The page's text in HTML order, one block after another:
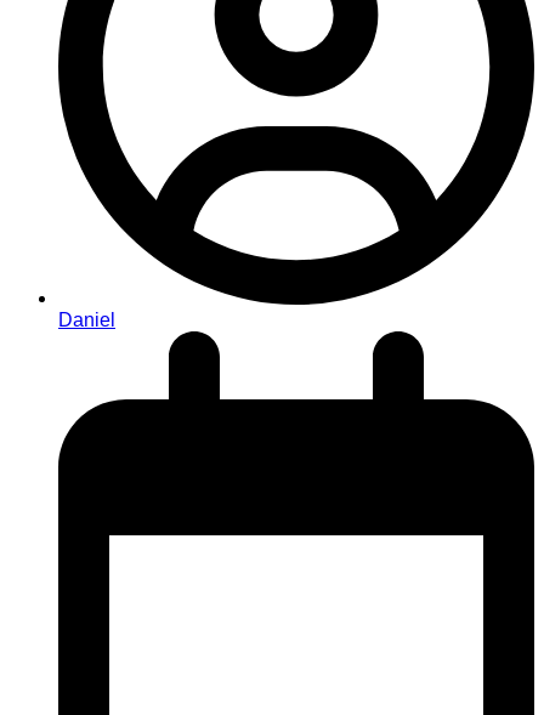
Daniel